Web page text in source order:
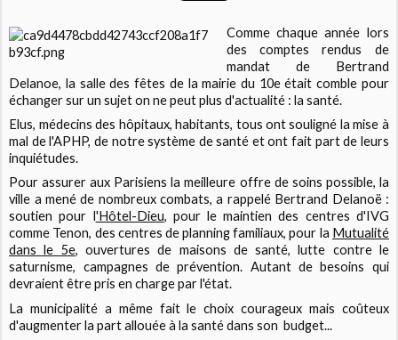
Comme chaque année lors
des comptes rendus de
mandat de Bertrand
Delanoe, la salle des fêtes de la mairie du 10e était comble pour
échanger sur un sujet on ne peut plus d'actualité : la santé.
Elus, médecins des hôpitaux, habitants, tous ont souligné la mise à
mal de l'APHP, de notre système de santé et ont fait part de leurs
inquiétudes.
Pour assurer aux Parisiens la meilleure offre de soins possible, la
ville a mené de nombreux combats, a rappelé Bertrand Delanoë :
soutien pour l 'Hôtel-Dieu, pour le maintien des centres d'IVG
comme Tenon, des centres de planning familiaux, pour la Mutualité
dans le 5e, ouvertures de maisons de santé, lutte contre le
saturnisme, campagnes de prévention. Autant de besoins qui
devraient être pris en charge par l'état.
La municipalité a même fait le choix courageux mais coûteux
d'augmenter la part allouée à la santé dans son budget...